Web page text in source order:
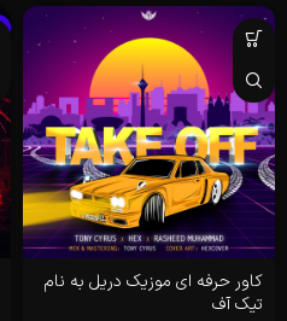
کاور حرفه ای موزیک دریل به نام
تیک آف